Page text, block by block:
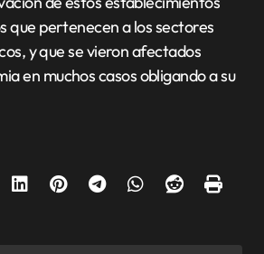
que pertenecen a los sectores
y que se vieron afectados
en muchos casos obligando a su